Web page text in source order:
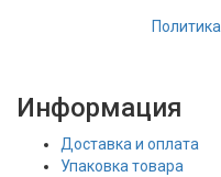
Политика
Информация
Доставка и оплата
Упаковка товара